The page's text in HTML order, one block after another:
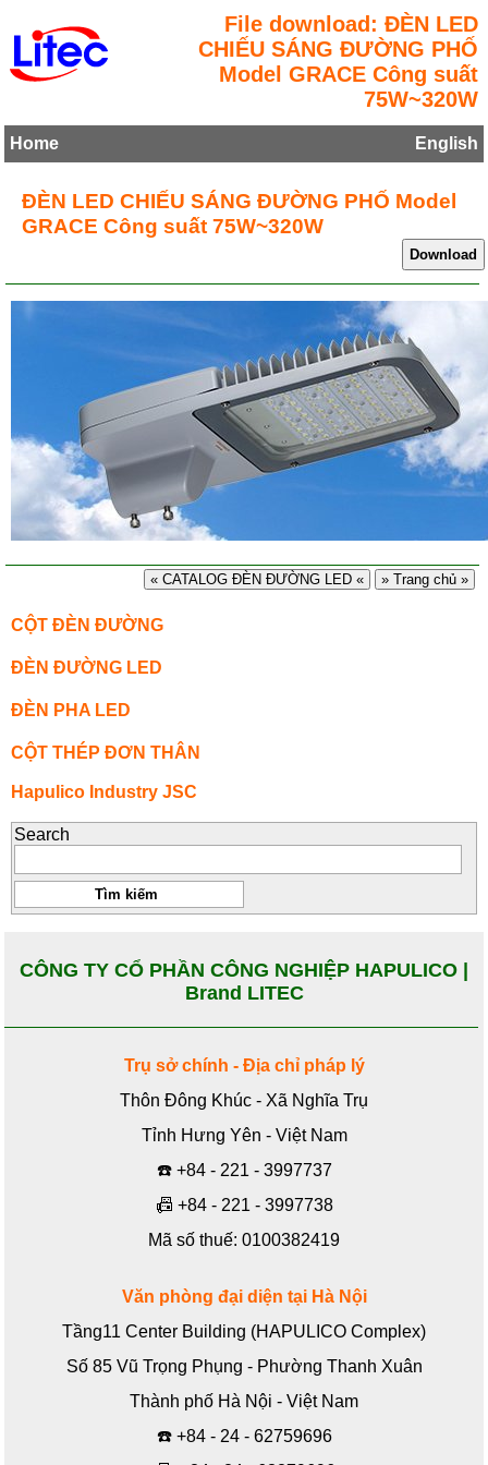
File download: ĐÈN LED
CHIẾU SÁNG ĐƯỜNG PHỐ
Model GRACE Công suất
75W~320W
Home English
ĐÈN LED CHIẾU SÁNG ĐƯỜNG PHỐ Model
GRACE Công suất 75W~320W
« CATALOG ĐÈN ĐƯỜNG LED « » Trang chủ »
CỘT ĐÈN ĐƯỜNG
ĐÈN ĐƯỜNG LED
ĐÈN PHA LED
CỘT THÉP ĐƠN THÂN
Hapulico Industry JSC
Search
CÔNG TY CỔ PHẦN CÔNG NGHIỆP HAPULICO |
Brand LITEC
Trụ sở chính - Địa chỉ pháp lý
Thôn Đông Khúc - Xã Nghĩa Trụ
Tỉnh Hưng Yên - Việt Nam
☎️ +84 - 221 - 3997737
📠 +84 - 221 - 3997738
Mã số thuế: 0100382419
Văn phòng đại diện tại Hà Nội
Tầng11 Center Building (HAPULICO Complex)
Số 85 Vũ Trọng Phụng - Phường Thanh Xuân
Thành phố Hà Nội - Việt Nam
☎️ +84 - 24 - 62759696